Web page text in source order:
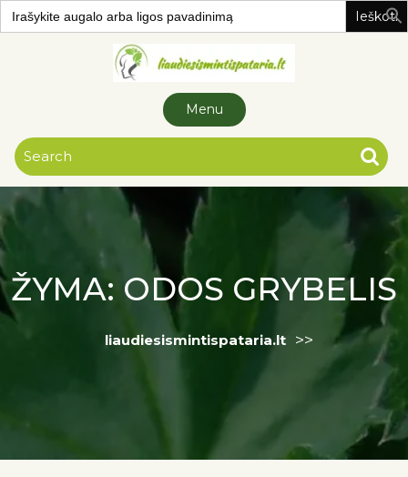
Search
for:Skip to
Menu
ŽYMA: ODOS GRYBELIS
liaudiesismintispataria.lt >>